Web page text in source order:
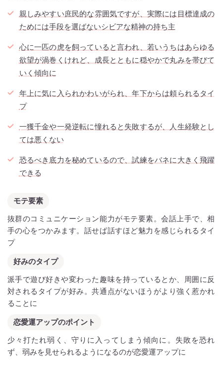
親しみやすい庶民的な雰囲気ですが、実際には目標達成の
ためには手段を選ばないシビアな精神の持ち主
心に一匹の虎を飼っていると言われ、若いうちはあらゆる
欲望が渦巻くけれど、成長とともに穏やかで丸みを帯びて
いく傾向に
年上に気に入られかわいがられ、年下からは頼られるタイ
プ
一獲千金や一発逆転に憧れると失敗するが、人生経験とし
ては悪くない
恐るべき底力を秘めているので、試練をバネに大きく飛躍
できる
モテ要素
抜群のコミュニケーション能力がモテ要素。会話上手で、相
手の心をつかみます。話せば話すほど魅力を感じられるタイ
プ
好みのタイプ
派手で遊び好きや変わった趣味を持っているとか、周囲に反
対されるタイプが好み。共通点がないほうがより強く惹かれ
ることに
恋愛運アップのポイント
少々打たれ弱く、守りに入ってしまう傾向に。失敗を恐れ
ず、弱みを見せられるようになるのが恋愛運アップに